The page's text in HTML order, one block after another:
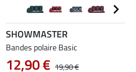
SHOWMASTER
Bandes polaire Basic
12,90 € 19,90 €